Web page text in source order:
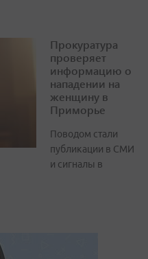
Прокуратура
проверяет
информацию о
нападении на
женщину в
Приморье
Поводом стали
публикации в СМИ
и сигналы в